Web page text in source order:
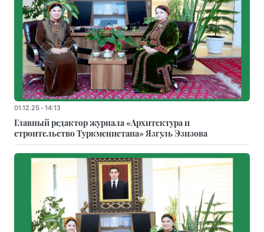
01.12.25 - 14:13
Главный редактор журнала «Архитектура и
строительство Туркменистана» Язгуль Эзизова